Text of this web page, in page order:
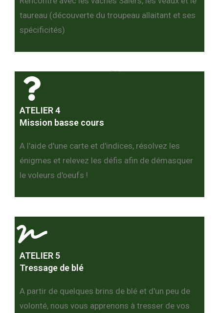
taureau (découverte du troupeau allaitant et ses
spécificités)
ATELIER 4
Mission basse cours
A l'aide d'une carte et d'indices, résolvez les
énigmes et relevez les défis afin de démasquer
le voleurs d'oeufs !
ATELIER 5
Tressage de blé
A partir de quelques brins de blé et d'un peu de
volonté, nous vous apprenons à tresser de vos